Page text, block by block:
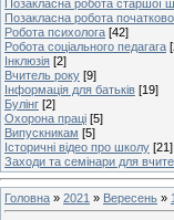
Позакласна робота старшої
Позакласна робота
Робота психолога [42]
Робота соціального педагага
Інклюзія [2]
Вчитель року [9]
Інформація для батьків [19]
Булінг [2]
Охорона праці [5]
Випускникам [5]
Історичні відео про школу [21]
Заходи та семінари для
Головна » 2021 » Вересень »